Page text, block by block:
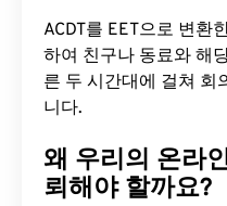
ACDT를 EET으로 변환
하여 친구나 동료와 해
른 두 시간대에 걸쳐 회
니다.
왜 우리의 온라
뢰해야 할까요?